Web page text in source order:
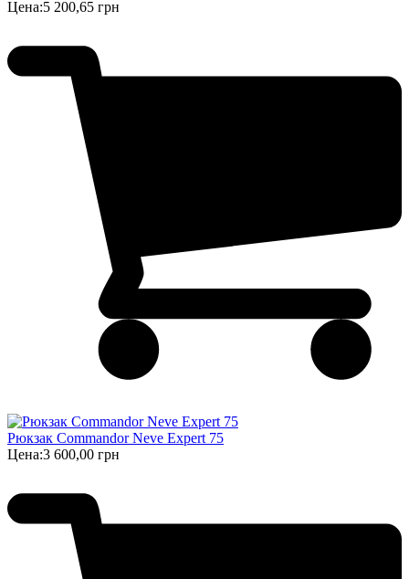
Цена:5 200,65 грн
Рюкзак Commandor Neve Expert 75
Цена:3 600,00 грн